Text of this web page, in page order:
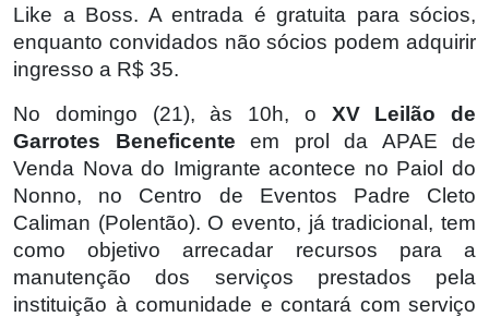
Like a Boss. A entrada é gratuita para sócios,
enquanto convidados não sócios podem adquirir
ingresso a R$ 35.
No domingo (21), às 10h, o XV Leilão de
Garrotes Beneficente em prol da APAE de
Venda Nova do Imigrante acontece no Paiol do
Nonno, no Centro de Eventos Padre Cleto
Caliman (Polentão). O evento, já tradicional, tem
como objetivo arrecadar recursos para a
manutenção dos serviços prestados pela
instituição à comunidade e contará com serviço